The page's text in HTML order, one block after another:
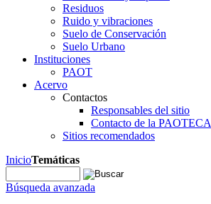
Residuos
Ruido y vibraciones
Suelo de Conservación
Suelo Urbano
Instituciones
PAOT
Acervo
Contactos
Responsables del sitio
Contacto de la PAOTECA
Sitios recomendados
InicioTemáticas
Búsqueda avanzada